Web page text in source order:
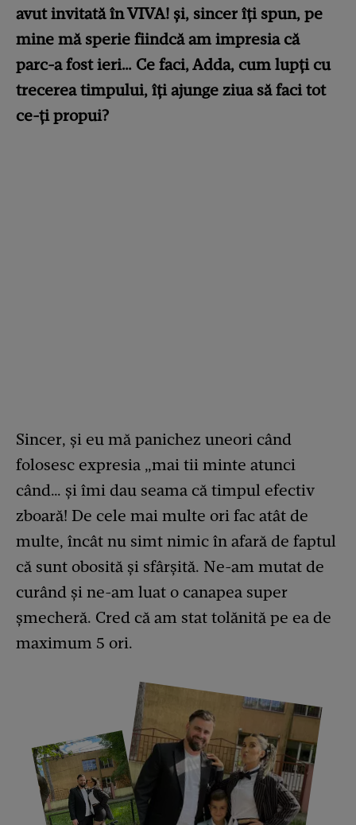
avut invitată în VIVA! și, sincer îți spun, pe
mine mă sperie fiindcă am impresia că
parc-a fost ieri… Ce faci, Adda, cum lupți cu
trecerea timpului, îți ajunge ziua să faci tot
ce-ți propui?
Sincer, și eu mă panichez uneori când
folosesc expresia „mai tii minte atunci
când… și îmi dau seama că timpul efectiv
zboară! De cele mai multe ori fac atât de
multe, încât nu simt nimic în afară de faptul
că sunt obosită și sfârșită. Ne-am mutat de
curând și ne-am luat o canapea super
șmecheră. Cred că am stat tolănită pe ea de
maximum 5 ori.